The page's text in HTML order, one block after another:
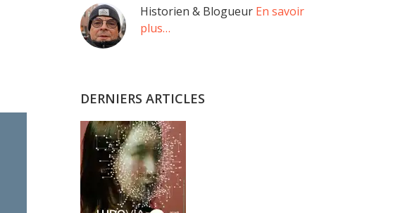
Barre
latérale
Historien & Blogueur En savoir
plus…
DERNIERS ARTICLES